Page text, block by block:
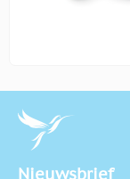
Nieuwsbrief